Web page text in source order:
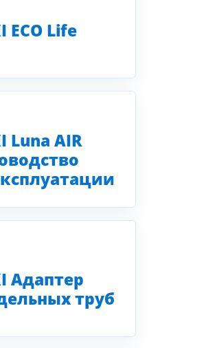
ECO Life
Luna AIR
Адаптер
труб